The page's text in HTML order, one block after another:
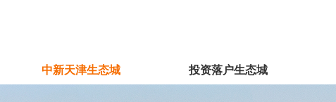
中新天津生态城 投资落户生态城